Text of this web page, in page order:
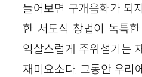
들어보면 구개음화가 되
한 서도식 창법이 독특
익살스럽게 주워섬기는
재미요소다. 그동안 우리